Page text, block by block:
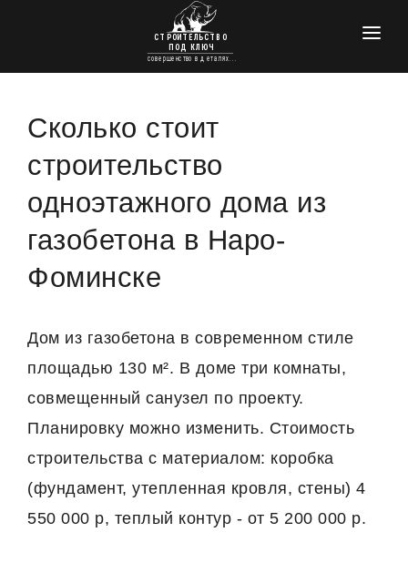
ГЛАВНАЯ
ПРОЕКТЫ ДОМОВ
ФУНДАМЕНТЫ
Сколько стоит
строительство
одноэтажного дома из
газобетона в Наро-
Фоминске
Дом из газобетона в современном стиле
площадью 130 м². В доме три комнаты,
совмещенный санузел по проекту.
Планировку можно изменить. Стоимость
строительства с материалом: коробка
(фундамент, утепленная кровля, стены) 4
550 000 р, теплый контур - от 5 200 000 р.